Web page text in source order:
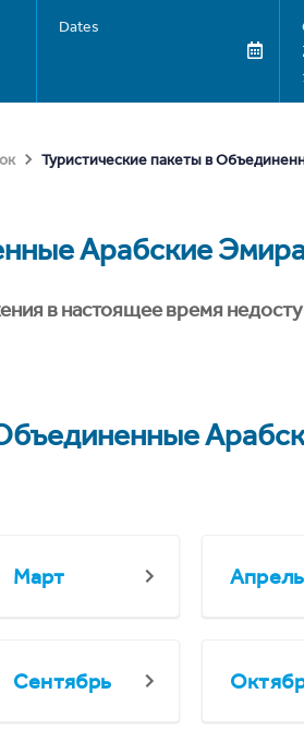
Dates
Туристические пакеты в
Арабские
в настоящее время
Март Апрель
Сентябрь